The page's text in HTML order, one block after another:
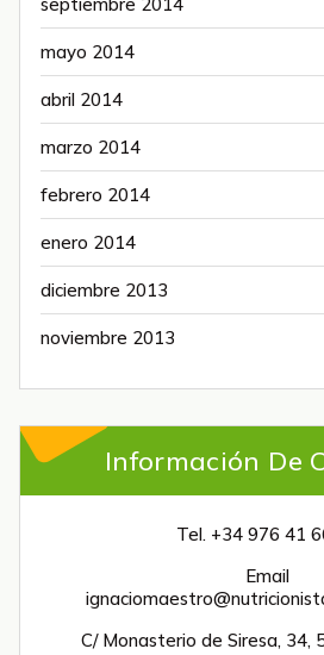
mayo 2014
abril 2014
marzo 2014
febrero 2014
enero 2014
diciembre 2013
noviembre 2013
Información De
Tel. +34 976 41
Email
C/ Monasterio de Siresa, 34,